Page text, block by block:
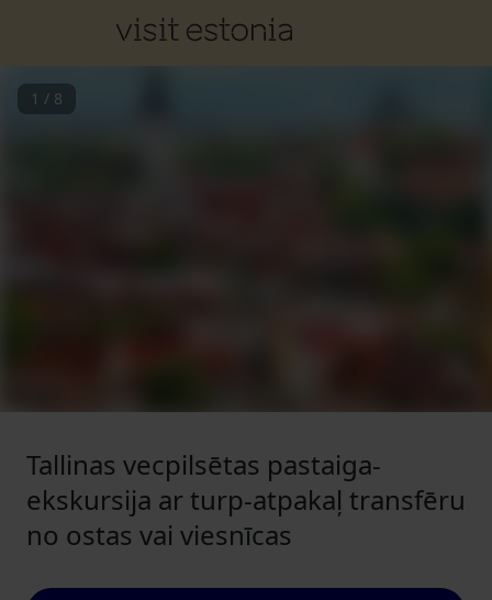
1 / 8
Tallinas vecpilsētas pastaiga-
ekskursija ar turp-atpakaļ transfēru
no ostas vai viesnīcas